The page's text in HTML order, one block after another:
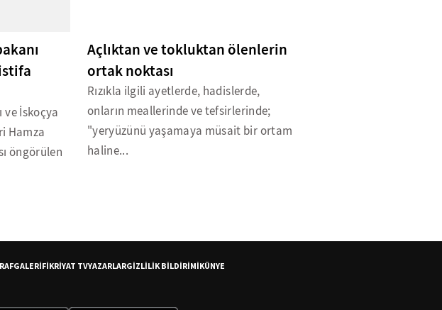
ve İskoçya
Hamza
öngörülen
Açlıktan ve tokluktan ölenlerin
ortak noktası
Rızıkla ilgili ayetlerde, hadislerde,
onların meallerinde ve tefsirlerinde;
"yeryüzünü yaşamaya müsait bir ortam
haline...
GALERİFİKRİYAT TVYAZARLARGİZLİLİK BİLDİRİMİKÜNYE